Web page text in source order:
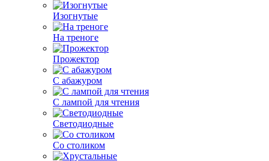
Изогнутые
На треноге
Прожектор
С абажуром
С лампой для чтения
Светодиодные
Со столиком